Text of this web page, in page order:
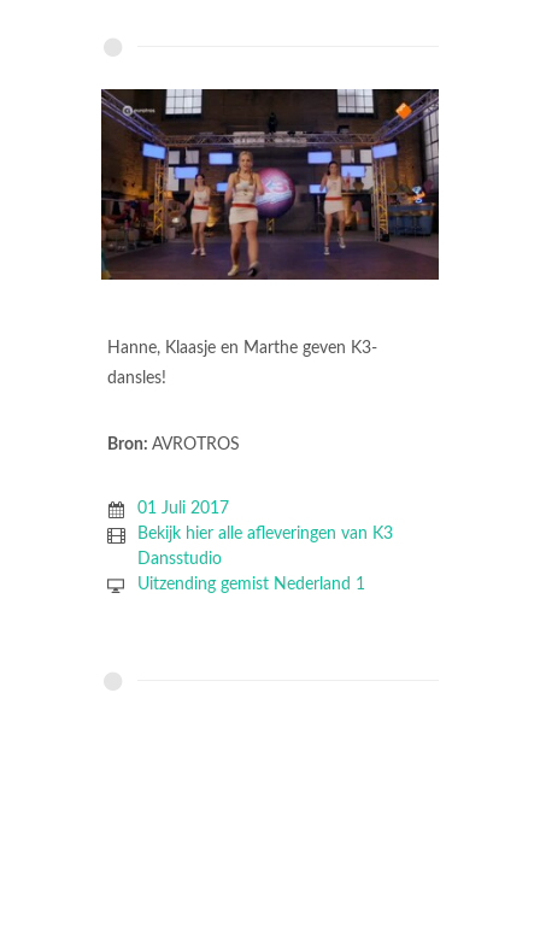
Hanne, Klaasje en Marthe geven K3-
dansles!
Bron: AVROTROS
01 Juli 2017
Bekijk hier alle afleveringen van K3
Dansstudio
Uitzending gemist Nederland 1